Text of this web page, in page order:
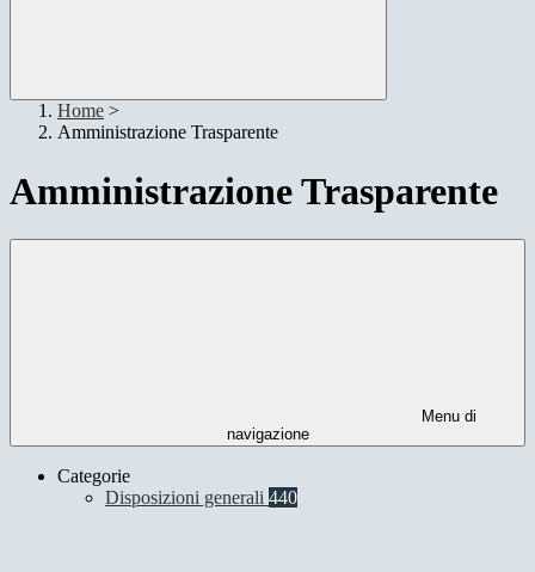
Home >
Amministrazione Trasparente
Amministrazione Trasparente
Menu di
navigazione
Categorie
Disposizioni generali 440